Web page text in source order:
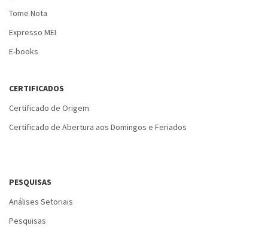
Tome Nota
Expresso MEI
E-books
CERTIFICADOS
Certificado de Origem
Certificado de Abertura aos Domingos e Feriados
PESQUISAS
Análises Setoriais
Pesquisas